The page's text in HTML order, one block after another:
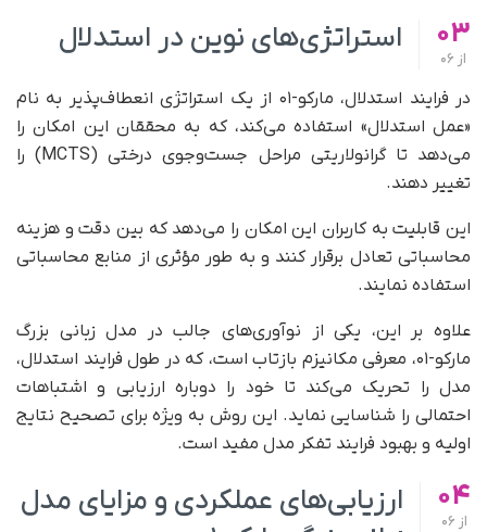
03
از
استراتژی‌های نوین در استدلال
در فرایند استدلال، مارکو-۰۱ از یک استراتژی انعطاف‌پذیر به نام
«عمل استدلال» استفاده می‌کند، که به محققان این امکان را
می‌دهد تا گرانولاریتی مراحل جست‌وجوی درختی (MCTS) را
تغییر دهند.
این قابلیت به کاربران این امکان را می‌دهد که بین دقت و هزینه
محاسباتی تعادل برقرار کنند و به‌ طور مؤثری از منابع محاسباتی
استفاده نمایند.
علاوه بر این، یکی از نوآوری‌های جالب در مدل زبانی بزرگ
مارکو-۰۱، معرفی مکانیزم بازتاب است، که در طول فرایند استدلال،
مدل را تحریک می‌کند تا خود را دوباره ارزیابی و اشتباهات
احتمالی را شناسایی نماید. این روش به‌ ویژه برای تصحیح نتایج
اولیه و بهبود فرایند تفکر مدل مفید است.
04
از
ارزیابی‌های عملکردی و مزایای مدل